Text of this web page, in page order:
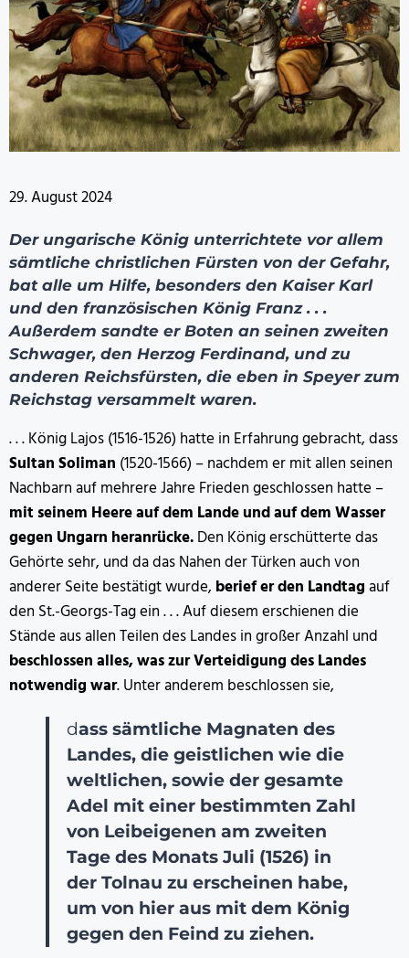
29. August 2024
Der ungarische König unterrichtete vor allem
sämtliche christlichen Fürsten von der Gefahr,
bat alle um Hilfe, besonders den Kaiser Karl
und den französischen König Franz . . .
Außerdem sandte er Boten an seinen zweiten
Schwager, den Herzog Ferdinand, und zu
anderen Reichsfürsten, die eben in Speyer zum
Reichstag versammelt waren.
. . . König Lajos (1516-1526) hatte in Erfahrung gebracht, dass
Sultan Soliman (1520-1566) – nachdem er mit allen seinen
Nachbarn auf mehrere Jahre Frieden geschlossen hatte –
mit seinem Heere auf dem Lande und auf dem Wasser
gegen Ungarn heranrücke.Den König erschütterte das
Gehörte sehr, und da das Nahen der Türken auch von
anderer Seite bestätigt wurde, berief er den Landtagauf
den St.-Georgs-Tag ein . . . Auf diesem erschienen die
Stände aus allen Teilen des Landes in großer Anzahl und
beschlossen alles, was zur Verteidigung des Landes
notwendig war. Unter anderem beschlossen sie,
dass sämtliche Magnaten des
Landes, die geistlichen wie die
weltlichen, sowie der gesamte
Adel mit einer bestimmten Zahl
von Leibeigenen am zweiten
Tage des Monats Juli (1526) in
der Tolnau zu erscheinen habe,
um von hier aus mit dem König
gegen den Feind zu ziehen.